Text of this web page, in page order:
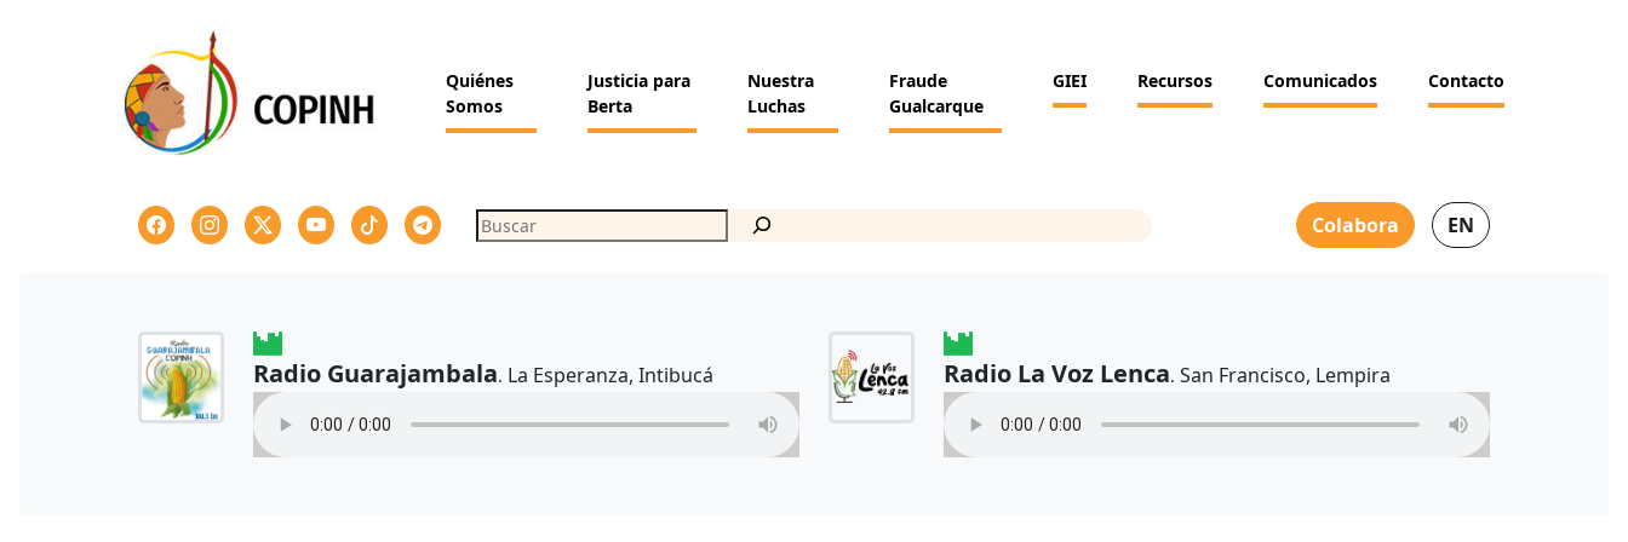
Quiénes
Somos
Justicia para
Berta
Nuestra
Luchas
Fraude
Gualcarque
GIEI Recursos Comunicados Contacto
Buscar Colabora EN
Radio Guarajambala. La Esperanza, Intibucá Radio La Voz Lenca. San Francisco, Lempira